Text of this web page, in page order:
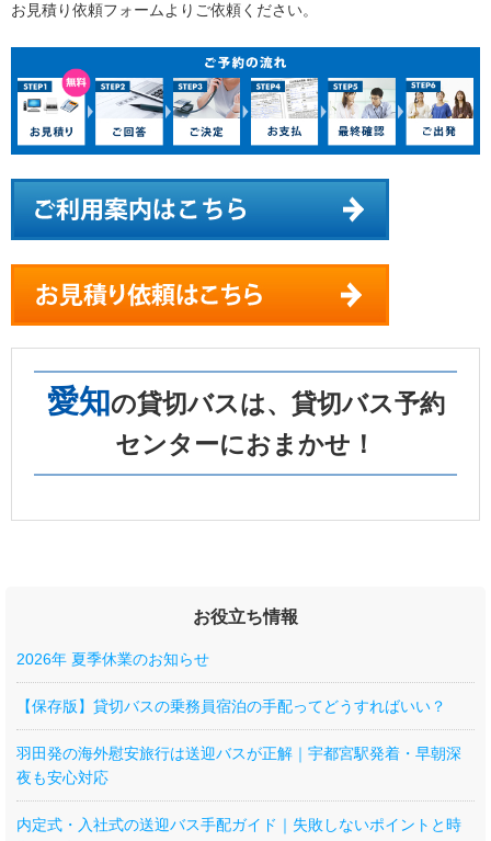
お見積り依頼フォームよりご依頼ください。
愛知の貸切バスは、貸切バス予約
センターにおまかせ！
お役立ち情報
2026年 夏季休業のお知らせ
【保存版】貸切バスの乗務員宿泊の手配ってどうすればいい？
羽田発の海外慰安旅行は送迎バスが正解｜宇都宮駅発着・早朝深
夜も安心対応
内定式・入社式の送迎バス手配ガイド｜失敗しないポイントと時